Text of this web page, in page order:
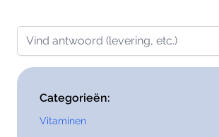
Vind antwoord (levering, etc.)
Categorieën:
Vitaminen